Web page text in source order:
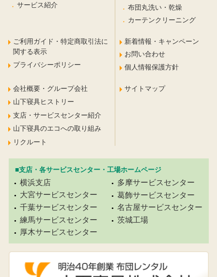
サービス紹介
布団丸洗い・乾燥
カーテンクリーニング
ご利用ガイド・特定商取引法に
関する表示
プライバシーポリシー
新着情報・キャンペーン
お問い合わせ
個人情報保護方針
会社概要・グループ会社
山下寝具ヒストリー
支店・サービスセンター紹介
山下寝具のエコへの取り組み
リクルート
サイトマップ
■支店・各サービスセンター・工場ホームページ
横浜支店
大宮サービスセンター
千葉サービスセンター
練馬サービスセンター
厚木サービスセンター
多摩サービスセンター
葛飾サービスセンター
名古屋サービスセンター
茨城工場